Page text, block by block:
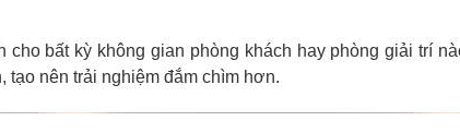
cho bất kỳ không gian phòng khách hay phòng giải trí
nên trải nghiệm đắm chìm hơn.